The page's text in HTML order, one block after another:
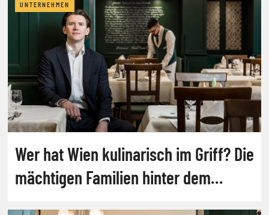
UNTERNEHMEN
Wer hat Wien kulinarisch im Griff? Die
mächtigen Familien hinter dem